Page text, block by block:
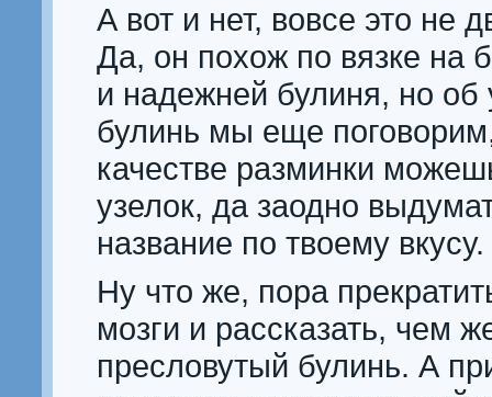
А вот и нет, вовсе это не
Да, он похож по вязке на
и надежней булиня, но об
булинь мы еще
качестве разминки
узелок, да заодно
название по твоему вкусу.
Ну что же, пора
мозги и рассказать, чем
пресловутый булинь. А